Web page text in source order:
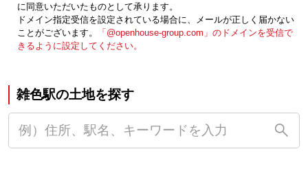
に同意いただいたものとして承ります。
ドメイン指定受信を設定されている場合に、メールが正しく届かない
ことがございます。
「@openhouse-group.com」のドメインを受信で
きるように設定してください。
雑色駅の土地を探す